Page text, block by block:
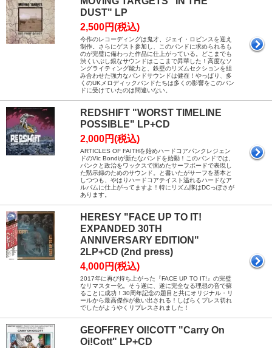
DUST" LP
2,500円(税込)
今作のレコーディングは鬼才、ジェイ・ロビンスを迎え
制作。さらにゲスト参加し、このバンドに求められるも
のが完璧に備わった作品に仕上がっている。どこまでも
渋くいぶし銀なサウンドはここまで昇華した！高度なソ
ングライティング能力と、鉄壁のリズムセクションを組
み合わせた強力なバンドサウンドは健在！やっぱり、多
くのUKメロディックバンドたちは多くの影響をこのバン
ドに受けていたのは間違いない。
REDSHIFT "WORST TIMELINE
POSSIBLE" LP+CD
2,000円(税込)
ARTICLES OF FAITHを始めハードコアパンクレジェン
ドのVic Bondiが新たなバンドを始動！このバンドでは、
パンクと政治をワックスで固めたサーフボードで表現し
た黙示録のためのサウンド。と書いたがサーフを基本と
しつつも、やはりハードコアテイスト溢れるハードなア
ルバムに仕上がってますよ！特にリズム隊はDCっぽさが
あります。
HERESY "FACE UP TO IT!
EXPANDED 30TH
ANNIVERSARY EDITION"
2LP+CD (2nd press)
4,000円(税込)
2017年に再び持ち上がった『FACE UP TO IT!』の完璧
なリマスター化。そう遂に、遂に完全なる理想の音で蘇
ることに成功！30周年記念の題目と共にオリジナル・リ
ールから最高傑作が救い出される！しばらくプレス切れ
でしたがようやくリプレスされました！
GEOFFREY OI!COTT "Carry On
Oi!Cott" LP+CD